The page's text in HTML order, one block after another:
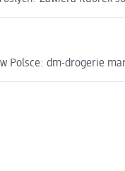
dm-drogerie